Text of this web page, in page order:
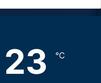
23 ℃